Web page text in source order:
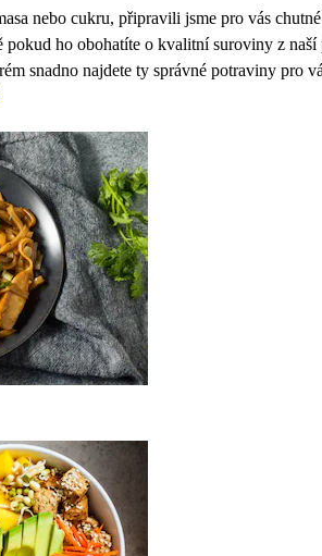
nebo cukru, připravili jsme pro vás
ho obohatíte o kvalitní suroviny z naší
snadno najdete ty správné potraviny pro